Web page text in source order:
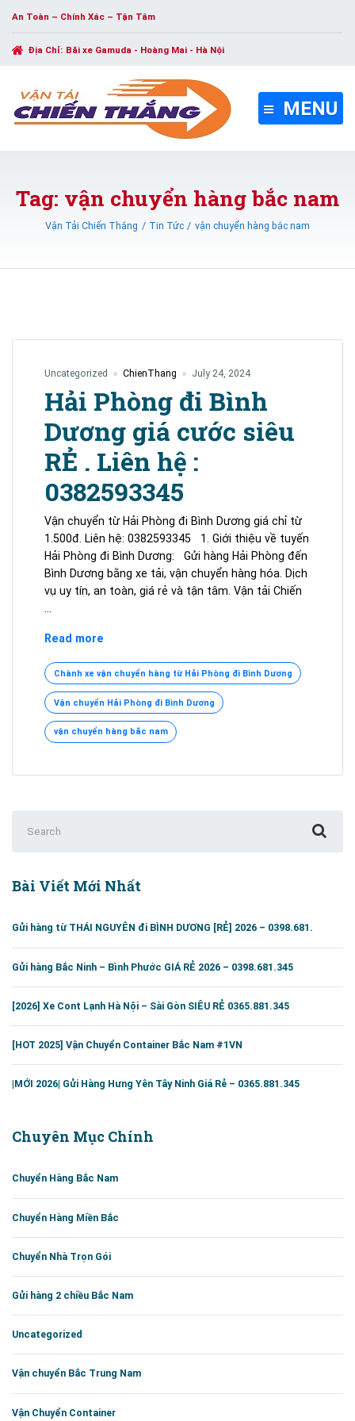
An Toàn – Chính Xác – Tận Tâm
Địa Chỉ: Bãi xe Gamuda - Hoàng Mai - Hà Nội
MENU
Tag: vận chuyển hàng bắc nam
Vận Tải Chiến Thắng Tin Tức vận chuyển hàng bắc nam
Uncategorized ChienThang July 24, 2024
Hải Phòng đi Bình
Dương giá cước siêu
RẺ . Liên hệ :
0382593345
Vận chuyển từ Hải Phòng đi Bình Dương giá chỉ từ
1.500đ. Liên hệ: 0382593345 1. Giới thiệu về tuyến
Hải Phòng đi Bình Dương: Gửi hàng Hải Phòng đến
Bình Dương bằng xe tải, vận chuyển hàng hóa. Dịch
vụ uy tín, an toàn, giá rẻ và tận tâm. Vận tải Chiến
Read more
đi
Bình
Dương
giá
cước
RẺ
Chành xe vận chuyển hàng từ Hải Phòng đi Bình Dương
Vận chuyển Hải Phòng đi Bình Dương
vận chuyển hàng bắc nam
for:
Bài Viết Mới Nhất
Gửi hàng từ THÁI NGUYÊN đi BÌNH DƯƠNG [RẺ] 2026 – 0398.681.
Gửi hàng Bắc Ninh – Bình Phước GIÁ RẺ 2026 – 0398.681.345
[2026] Xe Cont Lạnh Hà Nội – Sài Gòn SIÊU RẺ 0365.881.345
[HOT 2025] Vận Chuyển Container Bắc Nam #1VN
|MỚI 2026| Gửi Hàng Hưng Yên Tây Ninh Giá Rẻ – 0365.881.345
Chuyên Mục Chính
Chuyển Hàng Bắc Nam
Chuyển Hàng Miền Bắc
Chuyển Nhà Trọn Gói
Gửi hàng 2 chiều Bắc Nam
Uncategorized
Vận chuyển Bắc Trung Nam
Vận Chuyển Container